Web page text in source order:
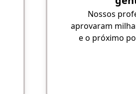
Nossos
aprovaram
e o próximo